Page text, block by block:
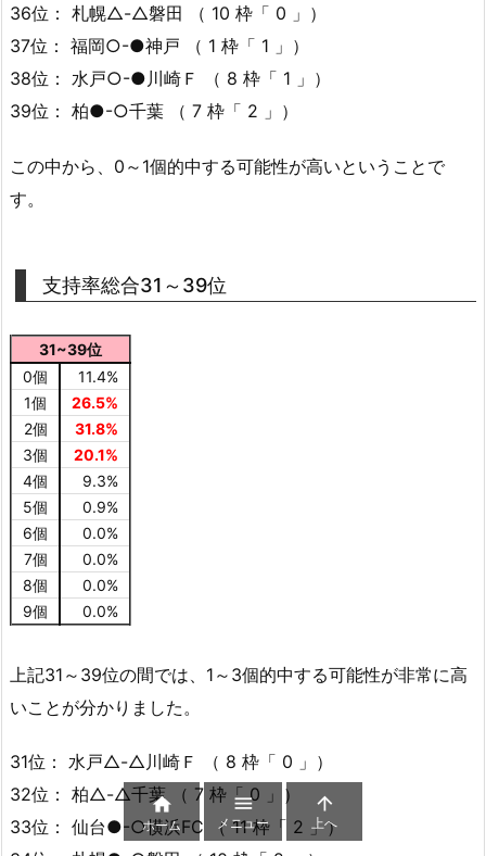
36位： 札幌△-△磐田 （ 10 枠「 0 」）
37位： 福岡○-●神戸 （ 1 枠「 1 」）
38位： 水戸○-●川崎Ｆ （ 8 枠「 1 」）
39位： 柏●-○千葉 （ 7 枠「 2 」）
この中から、0～1個的中する可能性が高いということで
す。
支持率総合31～39位
31~39位
0個
11.4%
1個
26.5%
2個
31.8%
3個
20.1%
4個
9.3%
5個
0.9%
6個
0.0%
7個
0.0%
8個
0.0%
9個
0.0%
上記31～39位の間では、1～3個的中する可能性が非常に高
いことが分かりました。
31位： 水戸△-△川崎Ｆ （ 8 枠「 0 」）
32位： 柏△-△千葉 （ 7 枠「 0 」）
33位： 仙台●-○横浜FC （ 11 枠「 2 」）

ホーム

メニュー

上へ